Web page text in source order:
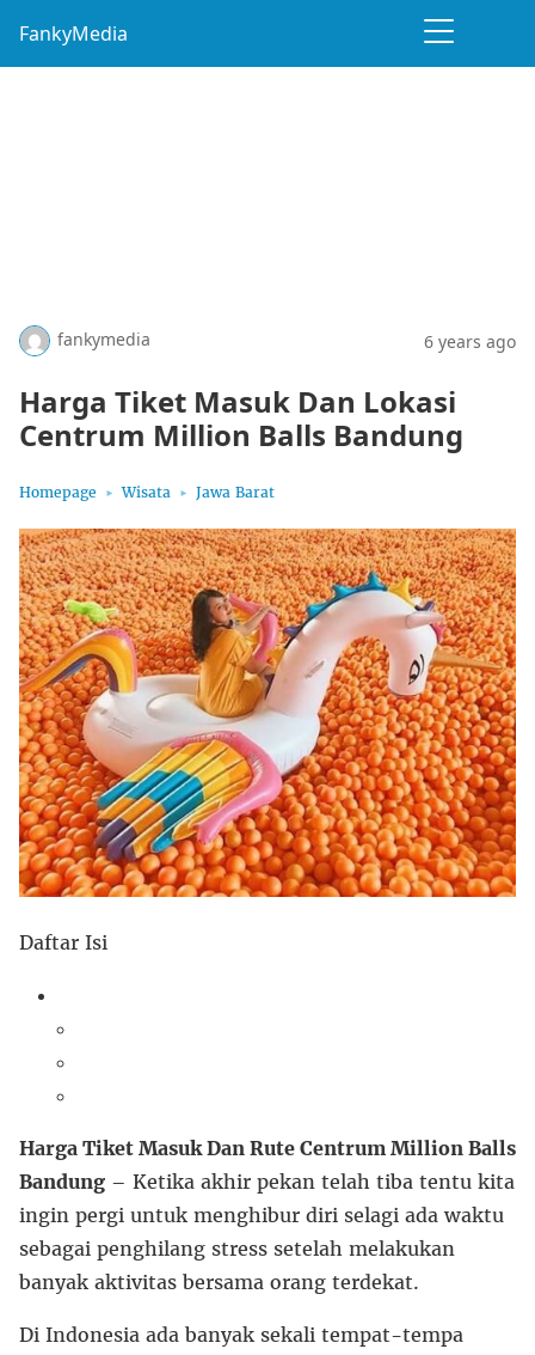
FankyMedia
fankymedia 6 years ago
Harga Tiket Masuk Dan Lokasi
Centrum Million Balls Bandung
Homepage Wisata Jawa Barat
Daftar Isi
Harga Tiket Masuk Dan Rute Centrum Million Balls
Bandung – Ketika akhir pekan telah tiba tentu kita
ingin pergi untuk menghibur diri selagi ada waktu
sebagai penghilang stress setelah melakukan
banyak aktivitas bersama orang terdekat.
Di Indonesia ada banyak sekali tempat-tempa